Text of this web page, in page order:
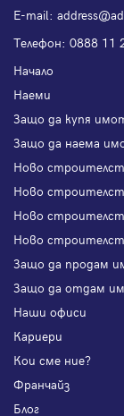
Е-mail:
Телефон: 0888 11
Начало
Наеми
Защо да купя
Защо да наема
Ново
Ново
Ново
Ново
Защо да продам
Защо да отдам
Наши офиси
Кариери
Кои сме ние?
Франчайз
Блог